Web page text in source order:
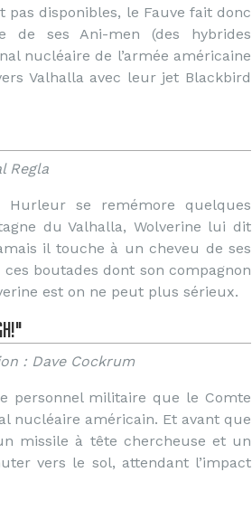
pas disponibles, le Fauve fait donc
de ses Ani-men (des hybrides
nucléaire de l’armée américaine
Valhalla avec leur jet Blackbird
Regla
Hurleur se remémore quelques
du Valhalla, Wolverine lui dit
il touche à un cheveu de ses
boutades dont son compagnon
est on ne peut plus sérieux.
: Dave Cockrum
personnel militaire que le Comte
nucléaire américain. Et avant que
missile à tête chercheuse et un
vers le sol, attendant l’impact